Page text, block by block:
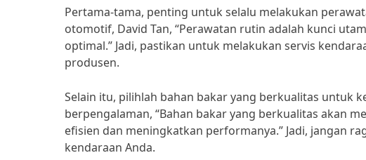
Pertama-tama, penting untuk selalu melakukan
otomotif, David Tan, “Perawatan rutin adalah kunci
optimal.” Jadi, pastikan untuk melakukan servis
produsen.
Selain itu, pilihlah bahan bakar yang berkualitas untuk
berpengalaman, “Bahan bakar yang berkualitas akan
efisien dan meningkatkan performanya.” Jadi, jangan
kendaraan Anda.